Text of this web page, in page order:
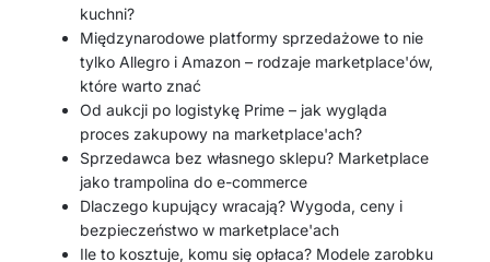
kuchni?
Międzynarodowe platformy sprzedażowe to nie
tylko Allegro i Amazon – rodzaje marketplace'ów,
które warto znać
Od aukcji po logistykę Prime – jak wygląda
proces zakupowy na marketplace'ach?
Sprzedawca bez własnego sklepu? Marketplace
jako trampolina do e-commerce
Dlaczego kupujący wracają? Wygoda, ceny i
bezpieczeństwo w marketplace'ach
Ile to kosztuje, komu się opłaca? Modele zarobku